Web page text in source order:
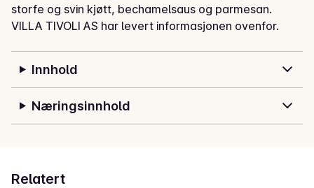
storfe og svin kjøtt, bechamelsaus og parmesan.
VILLA TIVOLI AS har levert informasjonen ovenfor.
Innhold
Næringsinnhold
Relatert